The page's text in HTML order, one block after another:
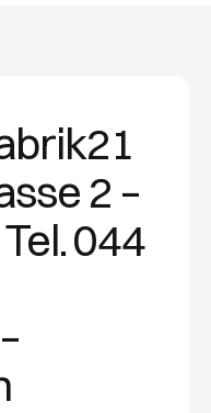
2 –
044